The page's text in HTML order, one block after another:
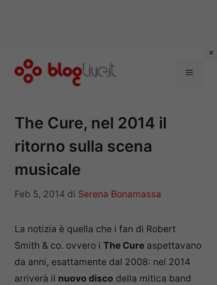
Menu
The Cure, nel 2014 il
ritorno sulla scena
musicale
Feb 5, 2014 di Serena Bonamassa
La notizia è quella che i fan di Robert
Smith & co. ovvero i The Cure aspettavano
da anni, esattamente dal 2008: nel 2014
arriverà il nuovo disco della mitica band